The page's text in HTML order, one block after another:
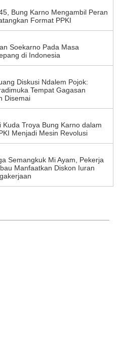
Bung Karno Mengambil Peran
Format PPKI
Soekarno Pada Masa
di Indonesia
Diskusi Ndalem Pojok:
Tempat Gagasan
Disemai
Kuda Troya Bung Karno dalam
Menjadi Mesin Revolusi
Semangkuk Mi Ayam, Pekerja
Manfaatkan Diskon Iuran